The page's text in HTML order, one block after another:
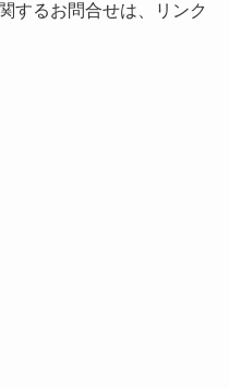
するお問合せは、リンク